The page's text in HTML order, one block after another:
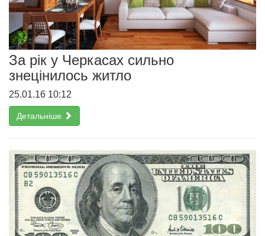
За рік у Черкасах сильно
знецінилось житло
25.01.16 10:12
Детальніше